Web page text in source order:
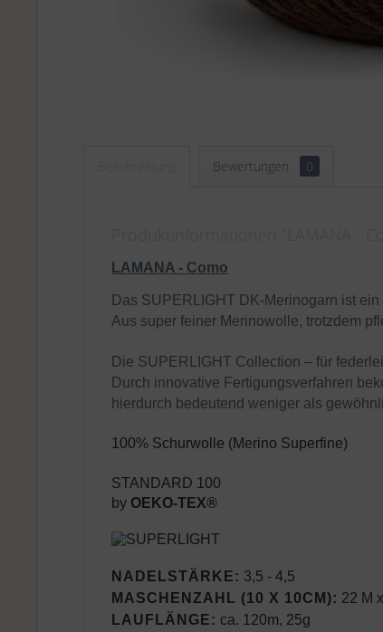
Bewertungen 0
LAMANA - Como
Das SUPER
LIGHT DK-Merinogarn ist
Aus super feiner Merinowolle, trotzdem
Die SUPER
LIGHT Collection – für
Durch innovative Fertigungsverfahren
hierdurch bedeutend weniger als
100% Schurwolle (Merino Superfine)
STANDARD 100
by OEKO-TEX®
NADELSTÄRKE: 3,5 - 4,5
MASCHENZAHL (10 X 10CM): 22 M
LAUFLÄNGE: ca. 120m, 25g